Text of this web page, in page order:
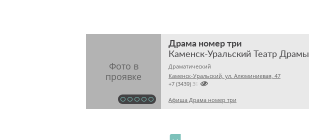
Драма номер три
Каменск-Уральский Театр Драмы
Драматический
Каменск-Уральский, ул. Алюминиевая, 47

+7 (3439) 396301
Афиша Драма номер три